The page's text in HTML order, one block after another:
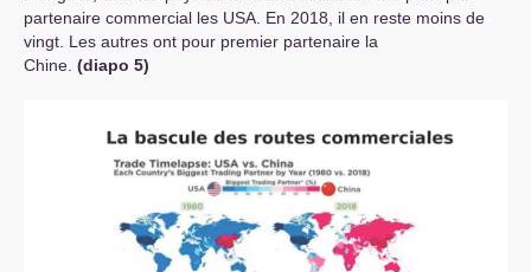
partenaire commercial les USA . En 2018, il en reste moins de
vingt. Les autres ont pour premier partenaire la
Chine. (diapo 5)